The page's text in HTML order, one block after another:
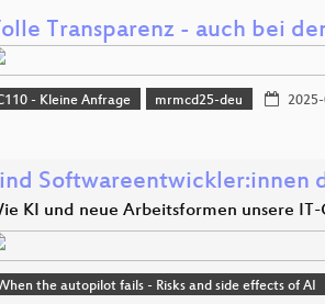
Transparenz - auch bei
- Kleine Anfrage mrmcd25-deu
Softwareentwickler:innen
KI und neue Arbeitsformen unsere
the autopilot fails - Risks and side effects of AI